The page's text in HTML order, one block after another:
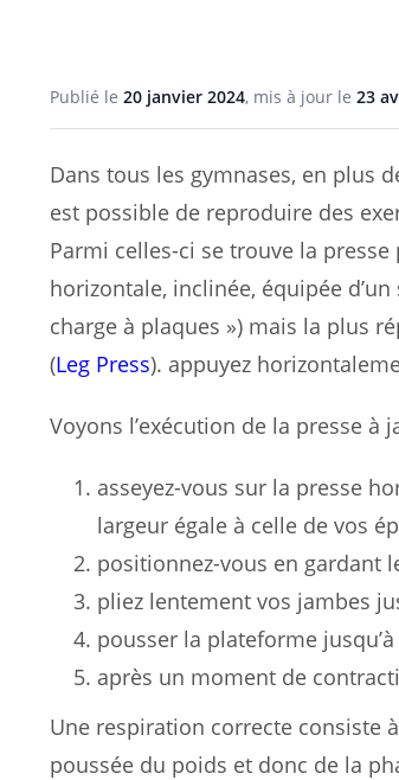
Publié le 20 janvier 2024, mis à jour le 23
Dans tous les gymnases, en plus
est possible de reproduire des
Parmi celles-ci se trouve la
horizontale, inclinée, équipée
charge à plaques ») mais la plus
(Leg Press). appuyez
Voyons l’exécution de la presse à
asseyez-vous sur la presse
largeur égale à celle de vos
positionnez-vous en gardant
pliez lentement vos jambes
pousser la plateforme
après un moment de
Une respiration correcte consiste
poussée du poids et donc de la